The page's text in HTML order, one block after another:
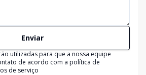
Enviar
utilizadas para que a nossa equipe
de acordo com a política de
de serviço